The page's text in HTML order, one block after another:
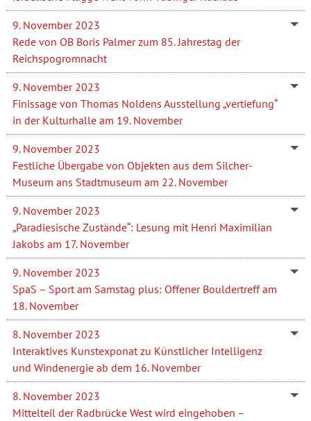
9. November 2023
Rede von OB Boris Palmer zum 85. Jahrestag der
Reichspogromnacht
9. November 2023
Finissage von Thomas Noldens Ausstellung „vertiefung“
in der Kulturhalle am 19. November
9. November 2023
Festliche Übergabe von Objekten aus dem Silcher-
Museum ans Stadtmuseum am 22. November
9. November 2023
„Paradiesische Zustände“: Lesung mit Henri Maximilian
Jakobs am 17. November
9. November 2023
SpaS – Sport am Samstag plus: Offener Bouldertreff am
18. November
8. November 2023
Interaktives Kunstexponat zu Künstlicher Intelligenz
und Windenergie ab dem 16. November
8. November 2023
Mittelteil der Radbrücke West wird eingehoben –